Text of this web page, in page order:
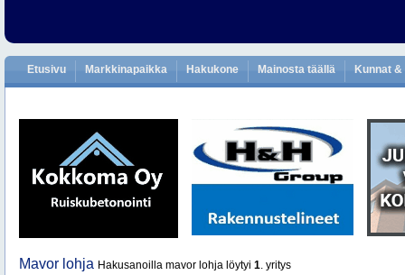
Etusivu Markkinapaikka Hakukone Mainosta täällä Kunnat
Mavor lohja Hakusanoilla mavor lohja löytyi 1. yritys